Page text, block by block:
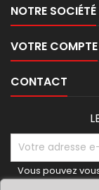
NOTRE SOCIÉTÉ
VOTRE COMPTE
CONTACT
Vous pouvez
pour cela nos